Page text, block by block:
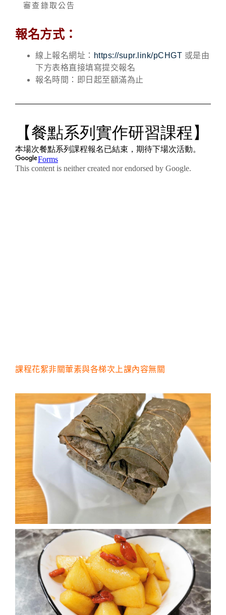
審查錄取公告
報名方式：
線上報名網址： https://supr.link/pCHGT 或是由
下方表格直接填寫提交報名
報名時間：即日起至額滿為止
課程花絮非關葷素與各梯次上課內容無關